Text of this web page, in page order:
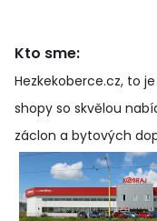
Kto sme:
Hezkekoberce.cz, to
shopy so skvělou
záclon a bytových